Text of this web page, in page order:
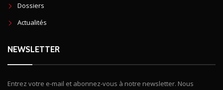
Dossiers
Actualités
NEWSLETTER
Entrez votre e-mail et abonnez-vous à notre newsletter. Nous